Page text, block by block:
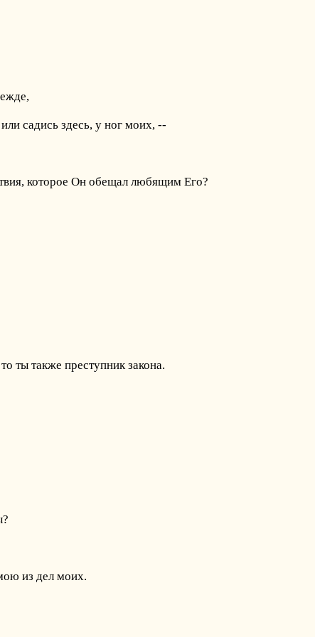
садись здесь, у ног моих, --
которое Он обещал любящим Его?
ты также преступник закона.
из дел моих.